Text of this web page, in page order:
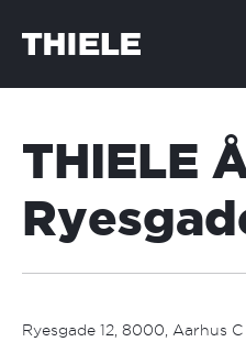
THIELE
Ryesgade 12, 8000, Aarhus C